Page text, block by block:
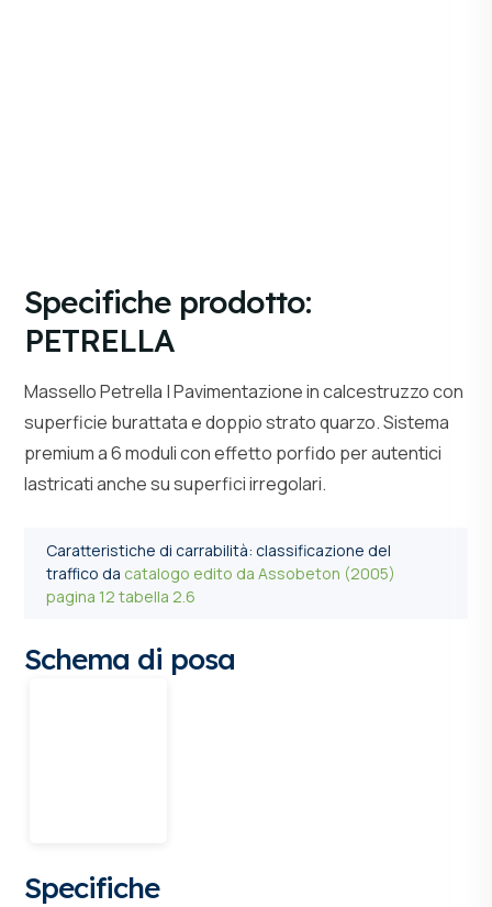
Specifiche prodotto:
PETRELLA
Massello Petrella | Pavimentazione in calcestruzzo con
superficie burattata e doppio strato quarzo. Sistema
premium a 6 moduli con effetto porfido per autentici
lastricati anche su superfici irregolari.
Caratteristiche di carrabilità: classificazione del
traffico da catalogo edito da Assobeton (2005)
pagina 12 tabella 2.6
Schema di posa
Specifiche